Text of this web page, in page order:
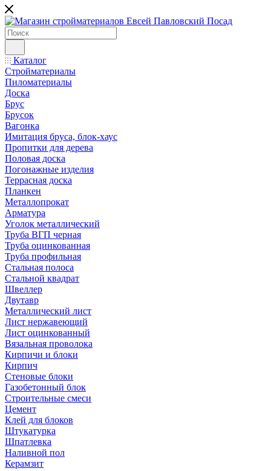
Каталог
Стройматериалы
Пиломатериалы
Доска
Брус
Брусок
Вагонка
Имитация бруса, блок-хаус
Пропитки для дерева
Половая доска
Погонажные изделия
Террасная доска
Планкен
Металлопрокат
Арматура
Уголок металлический
Труба ВГП черная
Труба оцинкованная
Труба профильная
Стальная полоса
Стальной квадрат
Швеллер
Двутавр
Металлический лист
Лист нержавеющий
Лист оцинкованный
Вязальная проволока
Кирпичи и блоки
Кирпич
Стеновые блоки
Газобетонный блок
Строительные смеси
Цемент
Клей для блоков
Штукатурка
Шпатлевка
Наливной пол
Керамзит